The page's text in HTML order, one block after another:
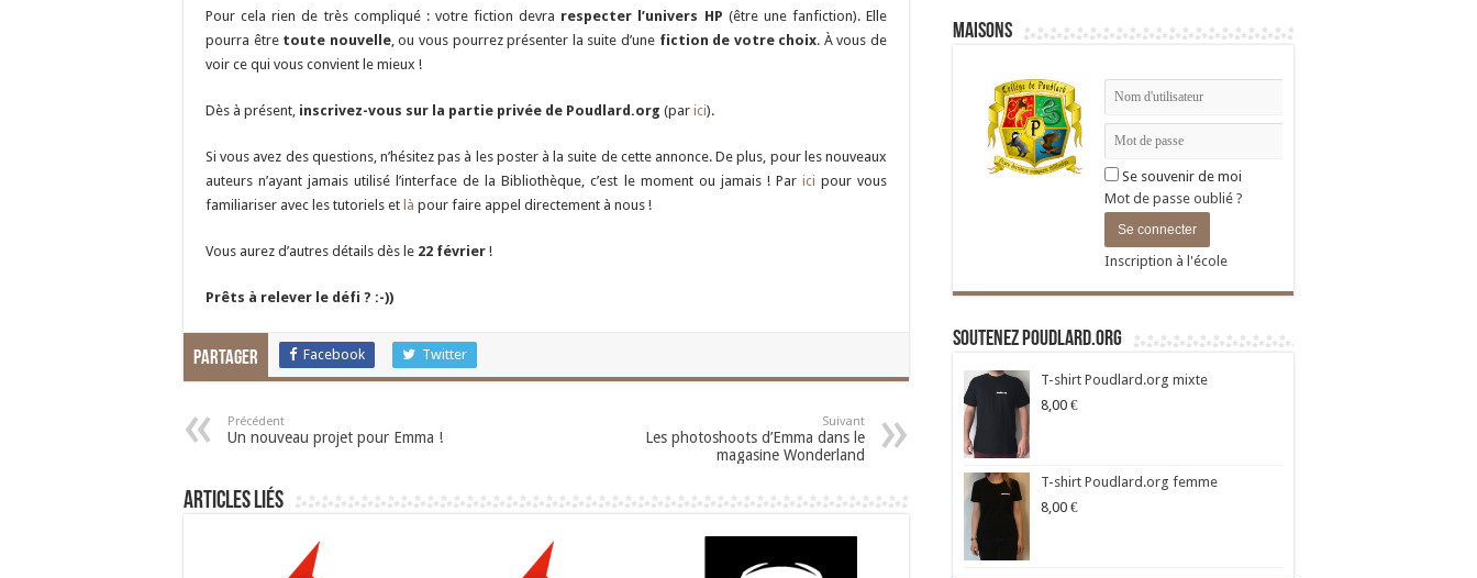
Pour cela rien de très compliqué : votre fiction devra respecter l’univers HP (être une fanfiction). Elle
pourra être toute nouvelle, ou vous pourrez présenter la suite d’une fiction de votre choix. À vous de
voir ce qui vous convient le mieux !
Dès à présent, inscrivez-vous sur la partie privée de Poudlard.org (par ici).
Si vous avez des questions, n’hésitez pas à les poster à la suite de cette annonce. De plus, pour les nouveaux
auteurs n’ayant jamais utilisé l’interface de la Bibliothèque, c’est le moment ou jamais ! Par ici pour vous
familiariser avec les tutoriels et là pour faire appel directement à nous !
Vous aurez d’autres détails dès le 22 février !
Prêts à relever le défi ? :-))
Partager Facebook Twitter
Précédent
Un nouveau projet pour Emma !
Suivant
Les photoshoots d’Emma dans le
magasine Wonderland
Articles liés
Maisons
Se souvenir de moi
Mot de passe oublié ?
Inscription à l'école
Soutenez Poudlard.org
T-shirt Poudlard.org mixte
8,00 €
T-shirt Poudlard.org femme
8,00 €